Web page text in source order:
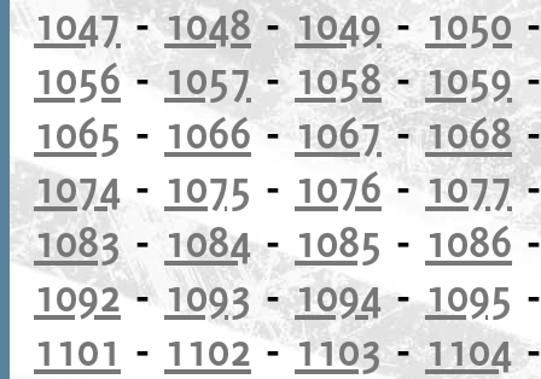
1047-1048-1049 -1050
1056-1057- 1058-1059
1065 - 1066-1067-1068
1074 - 1075 - 1076 -1077
1083 - 1084- 1085 - 1086
1092- 1093-1094-1095
1101 - 1102-1103-1104